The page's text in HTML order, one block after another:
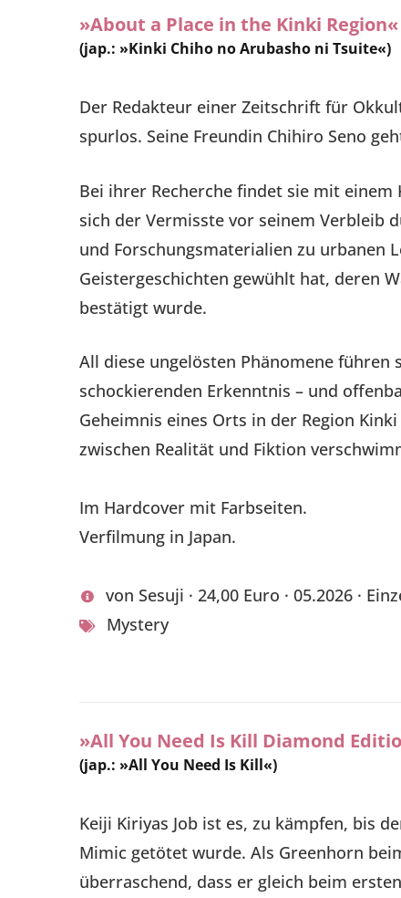
»About a Place in the Kinki Region«
(jap.: »Kinki Chiho no Arubasho ni Tsuite«)
Der Redakteur einer Zeitschrift für
spurlos. Seine Freundin Chihiro Seno
Bei ihrer Recherche findet sie mit einem
sich der Vermisste vor seinem Verbleib
und Forschungsmaterialien zu urbanen
Geistergeschichten gewühlt hat, deren
bestätigt wurde.
All diese ungelösten Phänomene führen
schockierenden Erkenntnis – und
Geheimnis eines Orts in der Region
zwischen Realität und Fiktion
Im Hardcover mit Farbseiten.
Verfilmung in Japan.
von Sesuji · 24,00 Euro · 05.2026 ·
Mystery
»All You Need Is Kill Diamond
(jap.: »All You Need Is Kill«)
Keiji Kiriyas Job ist es, zu kämpfen, bis
Mimic getötet wurde. Als Greenhorn
überraschend, dass er gleich beim